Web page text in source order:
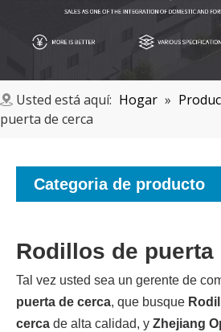
Usted está aquí: Hogar »
puerta de cerca
Categoria de producto
Rodillos de puerta
Tal vez usted sea un gerente de
puerta de cerca, que busque
cerca de alta calidad, y Zhejiang